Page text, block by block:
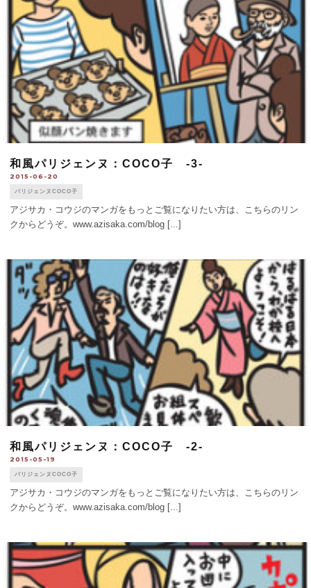
和風パリジェンヌ：COCO子 -3-
2015-06-20
パリジェンヌCOCO子
アジサカ・コウジのマンガをもっとご覧になりたい方は、こちらのリン
クからどうぞ。www.azisaka.com/blog [...]
和風パリジェンヌ：COCO子 -2-
2015-05-19
パリジェンヌCOCO子
アジサカ・コウジのマンガをもっとご覧になりたい方は、こちらのリン
クからどうぞ。www.azisaka.com/blog [...]